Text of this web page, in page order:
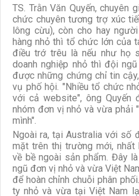
TS. Trằn Văn Quyến, chuyên
chức chuyên tương trợ xúc
lông cừu), còn cho hay
hàng nhỏ thì tổ chức lớn của
điều trớ trêu là nếu như họ
doanh nghiệp nhỏ thì đội
được những chứng chỉ tin
vụ phố hội. "Nhiều tổ chức
với cả website", ông Quyến
nhóm đơn vị nhỏ và vừa phải
mình".
Ngoài ra, tại Australia với số
mặt trên thị trường mới, nhất
về bề ngoài sản phẩm. Đây
ngũ đơn vị nhỏ và vừa Việt
để hoàn chỉnh chuỗi phân
ty nhỏ và vừa tại Việt Nam